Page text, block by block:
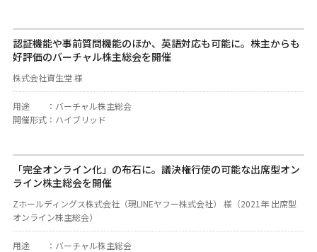
認証機能や事前質問機能のほか、英語対応も可能に。株主からも
好評価のバーチャル株主総会を開催
株式会社資生堂 様
用途 ： バーチャル株主総会
開催形式： ハイブリッド
「完全オンライン化」の布石に。議決権行使の可能な出席型オン
ライン株主総会を開催
Zホールディングス株式会社（現LINEヤフー株式会社） 様（2021年 出席型
オンライン株主総会）
用途 ： バーチャル株主総会